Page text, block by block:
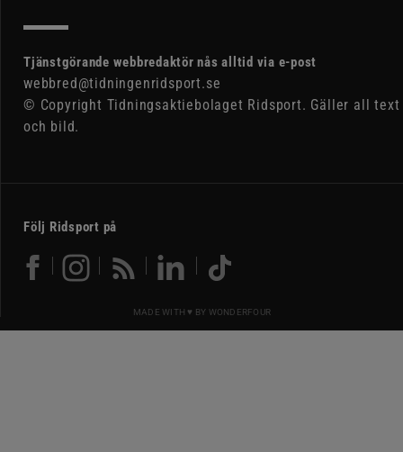
Tjänstgörande webbredaktör nås alltid via e-post
webbred@tidningenridsport.se
© Copyright Tidningsaktiebolaget Ridsport. Gäller all text
och bild.
Följ Ridsport på
MADE WITH ♥ BY WONDERFOUR